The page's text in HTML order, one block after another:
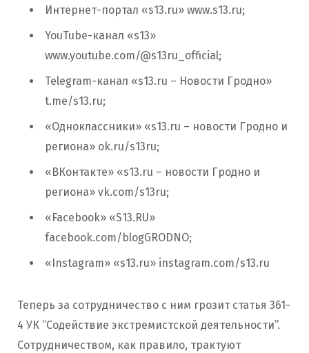
Интернет-портал «s13.ru» www.s13.ru;
YouTube-канал «s13»
www.youtube.com/@s13ru_official;
Telegram-канал «s13.ru – Новости Гродно»
t.me/s13.ru;
«Одноклассники» «s13.ru – новости Гродно и
региона» ok.ru/s13ru;
«ВКонтакте» «s13.ru – новости Гродно и
региона» vk.com/s13ru;
«Facebook» «S13.RU»
facebook.com/blogGRODNO;
«Instagram» «s13.ru» instagram.com/s13.ru
Теперь за сотрудничество с ним грозит статья 361-
4 УК “Содействие экстремистской деятельности”.
Сотрудничеством, как правило, трактуют